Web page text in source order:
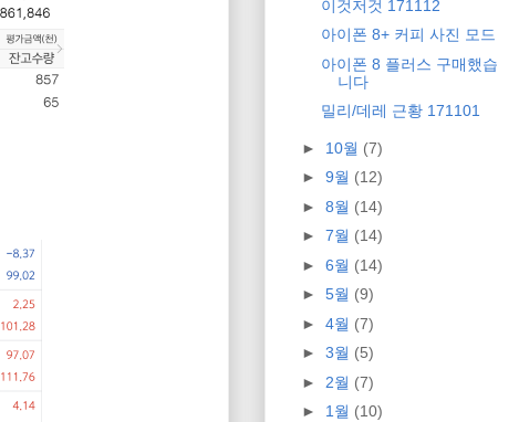
이것저것 171112
아이폰 8+ 커피 사진 모드
아이폰 8 플러스 구매했습
니다
밀리/데레 근황 171101
► 10월 (7)
► 9월 (12)
► 8월 (14)
► 7월 (14)
► 6월 (14)
► 5월 (9)
► 4월 (7)
► 3월 (5)
► 2월 (7)
► 1월 (10)